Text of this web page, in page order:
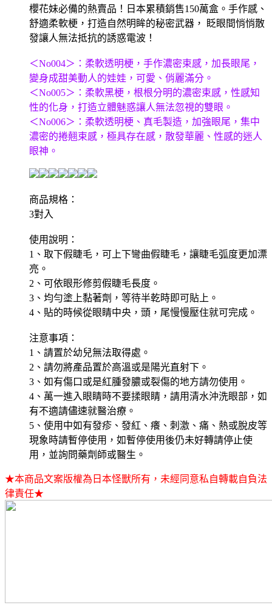
櫻花妹必備的熱賣品！日本累積銷售150萬盒。手作感、
舒適柔軟梗，打造自然明眸的秘密武器， 眨眼間悄悄散
發讓人無法抵抗的誘惑電波！
＜No004＞：柔軟透明梗，手作濃密束感，加長眼尾，
變身成甜美動人的娃娃，可愛、俏麗滿分。
＜No005＞：柔軟黑梗，根根分明的濃密束感，性感知
性的化身，打造立體魅惑讓人無法忽視的雙眼。
＜No006＞：柔軟透明梗、真毛製造，加強眼尾，集中
濃密的捲翹束感，極具存在感，散發華麗、性感的迷人
眼神。
商品規格：
3對入
使用說明：
1、取下假睫毛，可上下彎曲假睫毛，讓睫毛弧度更加漂
亮。
2、可依眼形修剪假睫毛長度。
3、均勻塗上黏著劑，等待半乾時即可貼上。
4、貼的時候從眼睛中央，頭，尾慢慢壓住就可完成。
注意事項：
1、請置於幼兒無法取得處。
2、請勿將產品置於高溫或是陽光直射下。
3、如有傷口或是紅腫發膿或裂傷的地方請勿使用。
4、萬一進入眼睛時不要揉眼睛，請用清水沖洗眼部，如
有不適請儘速就醫治療。
5、使用中如有發疹、發紅、癢、刺激、痛、熱或脫皮等
現象時請暫停使用，如暫停使用後仍未好轉請停止使
用，並詢問藥劑師或醫生。
★本商品文案版權為日本怪獸所有，未經同意私自轉載自負法
律責任★